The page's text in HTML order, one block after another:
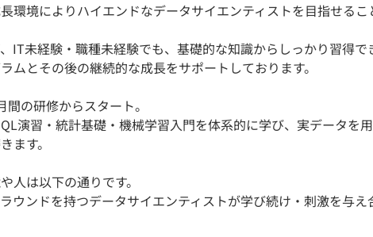
環境によりハイエンドなデータサイエンティストを目指せるこ
IT未経験・職種未経験でも、基礎的な知識からしっかり習得で
ムとその後の継続的な成長をサポートしております。
間の研修からスタート。
演習・統計基礎・機械学習入門を体系的に学び、実データを
ます。
人は以下の通りです。
ウンドを持つデータサイエンティストが学び続け・刺激を与え